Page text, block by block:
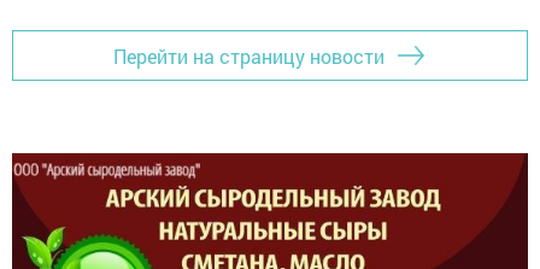
Перейти на страницу новости